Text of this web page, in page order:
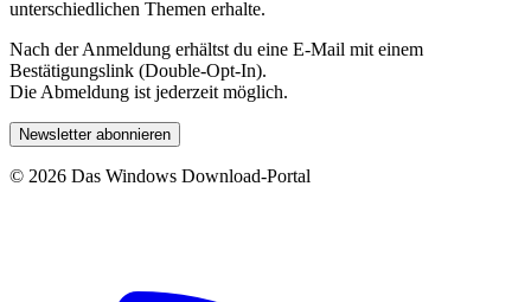
unterschiedlichen Themen erhalte.
Nach der Anmeldung erhältst du eine E-Mail mit einem
Bestätigungslink (Double-Opt-In).
Die Abmeldung ist jederzeit möglich.
Newsletter abonnieren
© 2026 Das Windows Download-Portal